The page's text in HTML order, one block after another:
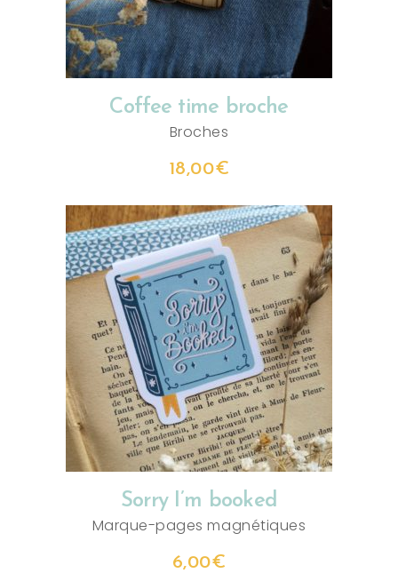
Coffee time broche
Broches
18,00€
AJOUTER AU PANIER
Sorry I’m booked
Marque-pages magnétiques
6,00€